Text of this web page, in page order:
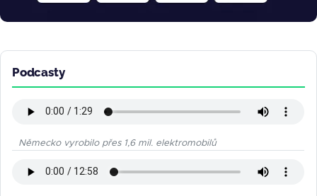
Podcasty
Německo vyrobilo přes 1,6 mil. elektromobilů